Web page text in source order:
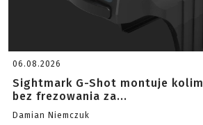
06.08.2026
Sightmark G-Shot montuje
bez frezowania za...
Damian Niemczuk